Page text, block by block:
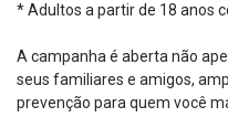
* Adultos a partir de 18 anos
A campanha é aberta não
seus familiares e amigos,
prevenção para quem você